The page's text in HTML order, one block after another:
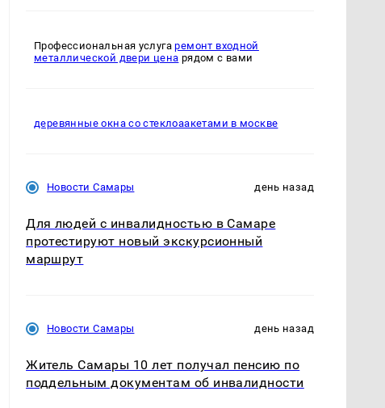
Профессиональная услугаремонт входной
металлической двери цена рядом с вами
деревянные окна со стеклоаакетами в москве
Новости Самары день назад
Для людей с инвалидностью в Самаре
протестируют новый экскурсионный
маршрут
Новости Самары день назад
Житель Самары 10 лет получал пенсию по
поддельным документам об инвалидности